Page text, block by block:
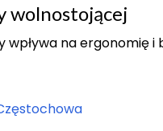
wolnostojącej
na ergonomię